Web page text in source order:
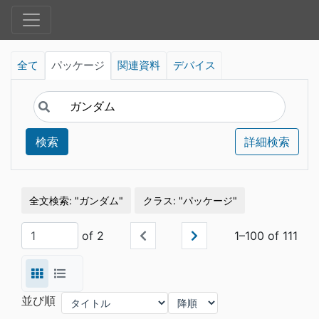
全て パッケージ 関連資料 デバイス
検索 詳細検索
全文検索 ガンダム クラス パッケージ
of 2 1–100 of 111
並び順